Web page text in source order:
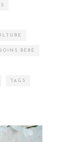
SOINS BÉBÉ
TAGS